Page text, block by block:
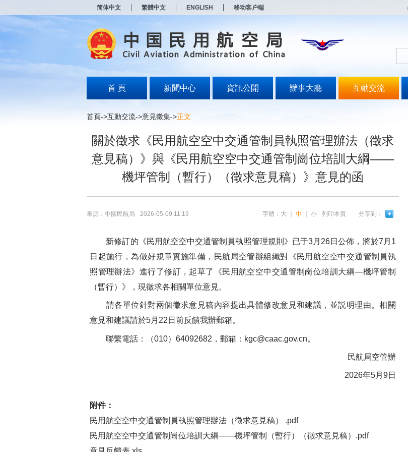
简体中文 繁體中文 ENGLISH 移动客户端
首 頁 新聞中心 資訊公開 辦事大廳 互動交流
首頁->互動交流->意見徵集->正文
關於徵求《民用航空空中交通管制員執照管理辦法（徵求
意見稿）》與《民用航空空中交通管制崗位培訓大綱——
機坪管制（暫行）（徵求意見稿）》意見的函
來源：中國民航局 2026-05-09 11:19 分享到：
列印本頁
字體： 大 中 小
新修訂的《民用航空空中交通管制員執照管理規則》已于3月26日公佈，將於7月1
日起施行，為做好規章實施準備，民航局空管辦組織對《民用航空空中交通管制員執
照管理辦法》進行了修訂，起草了《民用航空空中交通管制崗位培訓大綱—機坪管制
（暫行）》，現徵求各相關單位意見。
請各單位針對兩個徵求意見稿內容提出具體修改意見和建議，並説明理由。相關
意見和建議請於5月22日前反饋我辦郵箱。
聯繫電話：（010）64092682，郵箱： kgc@caac.gov.cn。
民航局空管辦
2026年5月9日
附件：
民用航空空中交通管制員執照管理辦法（徵求意見稿） .pdf
民用航空空中交通管制崗位培訓大綱——機坪管制（暫行）（徵求意見稿）.pdf
打
无
障